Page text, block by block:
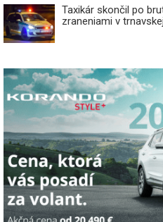
Taxikár skončil po
zraneniami v